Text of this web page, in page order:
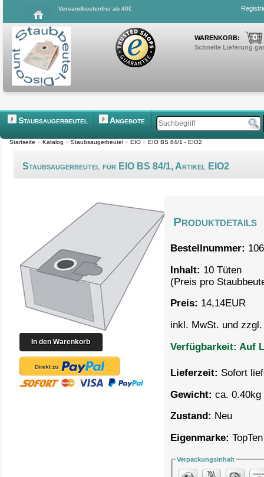
Versandkostenfrei ab 40€
WARENKORB: 0
Schnelle Lieferung
Staubsaugerbeutel Angebote
Startseite » Katalog » Staubsaugerbeutel » EIO » EIO BS 84/1 - EIO2
Staubsaugerbeutel für EIO BS 84/1, Artikel EIO2
Produktdetails
Bestellnummer:
Inhalt: 10 Tüten
(Preis pro
Preis: 14,14EUR
inkl. MwSt. und
Verfügbarkeit: Auf
Lieferzeit: Sofort
Gewicht: ca. 0.40kg
Zustand: Neu
Eigenmarke: TopTen
Verpackungsinhalt